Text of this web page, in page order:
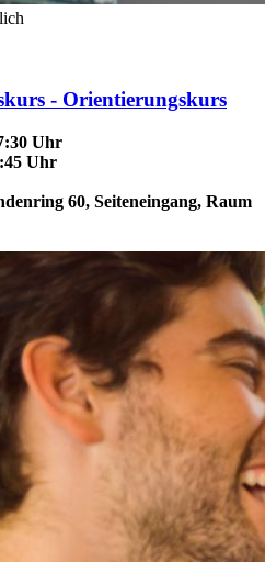
- Orientierungskurs
Uhr
Uhr
60, Seiteneingang, Raum